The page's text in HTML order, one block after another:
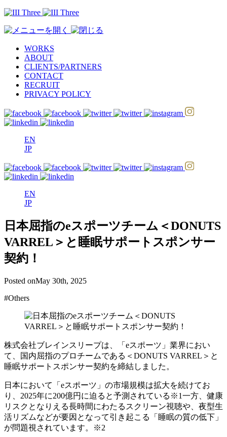
WORKS
ABOUT
CLIENTS/PARTNERS
CONTACT
RECRUIT
PRIVACY POLICY
EN
JP
EN
JP
日本屈指のeスポーツチーム＜DONUTS
VARREL＞と睡眠サポートスポンサー
契約！
Posted onMay 30th, 2025
#Others
株式会社ブレインスリープは、「eスポーツ」業界におい
て、国内屈指のプロチームである＜DONUTS VARREL＞と
睡眠サポートスポンサー契約を締結しました。
日本において「eスポーツ」の市場規模は拡大を続けてお
り、2025年に200億円に迫ると予測されている※1一方、健康
リスクとなりえる長時間にわたるスクリーン視聴や、夜型生
活リズムなどが要因となって引き起こる「睡眠の質の低下」
が問題視されています。※2